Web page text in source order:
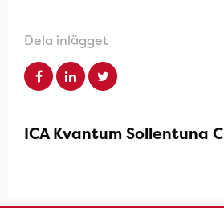
Dela inlägget
ICA Kvantum Sollentuna C